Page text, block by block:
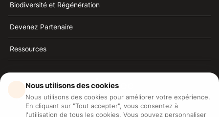
Biodiversité et Régénération
Devenez Partenaire
Ressources
3Bee est la référence du développement durable, de la
défense des abeilles et de la biodiversité
Nous utilisons des cookies
Nous utilisons des cookies pour améliorer votre expérience.
En cliquant sur "Tout accepter", vous consentez à
l'utilisation de tous les cookies. Vous pouvez personnaliser